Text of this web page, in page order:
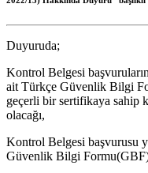
Duyuruda;
Kontrol Belgesi
ait Türkçe Güvenlik Bilgi
geçerli bir sertifikaya sahip
olacağı,
Kontrol Belgesi başvurusu
Güvenlik Bilgi